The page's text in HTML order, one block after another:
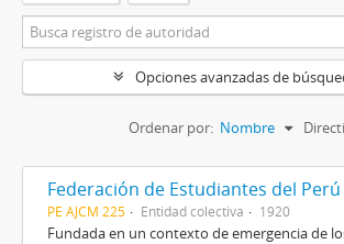
Opciones avanzadas de
Ordenar por: Nombre
Federación de Estudiantes del Perú
PE AJCM 225 Entidad colectiva 1920
Fundada en un contexto de emergencia de